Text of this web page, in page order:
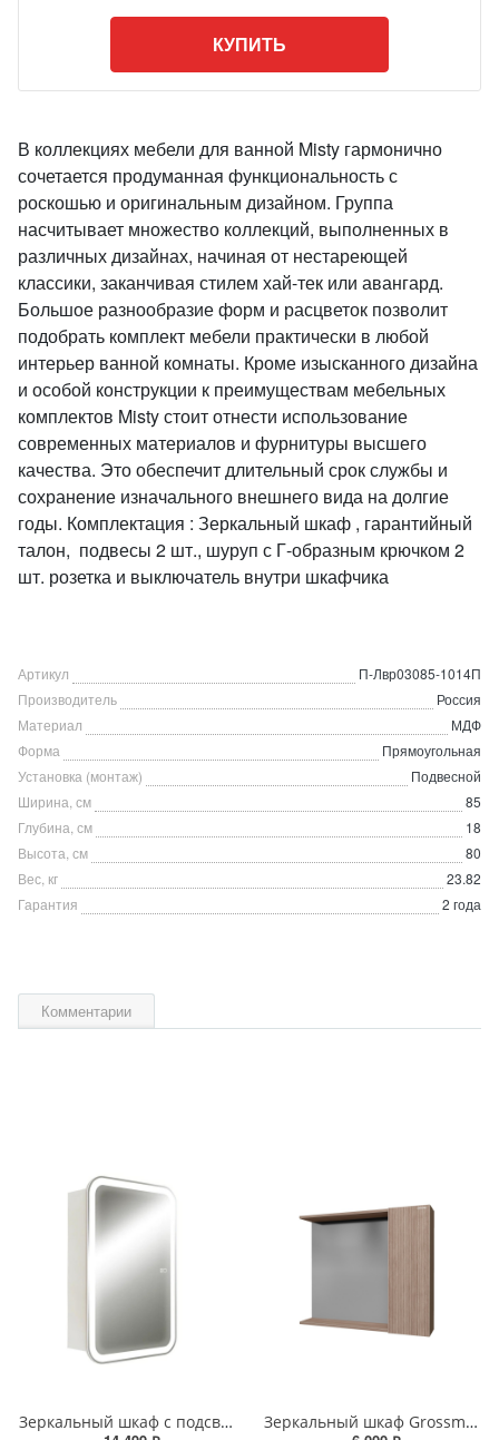
КУПИТЬ
В коллекциях мебели для ванной Misty гармонично
сочетается продуманная функциональность с
роскошью и оригинальным дизайном. Группа
насчитывает множество коллекций, выполненных в
различных дизайнах, начиная от нестареющей
классики, заканчивая стилем хай-тек или авангард.
Большое разнообразие форм и расцветок позволит
подобрать комплект мебели практически в любой
интерьер ванной комнаты. Кроме изысканного дизайна
и особой конструкции к преимуществам мебельных
комплектов Misty стоит отнести использование
современных материалов и фурнитуры высшего
качества. Это обеспечит длительный срок службы и
сохранение изначального внешнего вида на долгие
годы. Комплектация : Зеркальный шкаф , гарантийный
талон, подвесы 2 шт., шуруп с Г-образным крючком 2
шт. розетка и выключатель внутри шкафчика
Артикул
П-Лвр03085-1014П
Производитель
Россия
Материал
МДФ
Форма
Прямоугольная
Установка (монтаж)
Подвесной
Ширина, см
85
Глубина, см
18
Высота, см
80
Вес, кг
23.82
Гарантия
2 года
Комментарии
Зеркальный шкаф с подсветкой Silver Mirrors Фиджи - 2 Flip 50 х 75 см LED-00002680 подогрев, сенсорный выключатель
Зеркальный шкаф Grossman Юнит 80 см 208011 Кадена вуд